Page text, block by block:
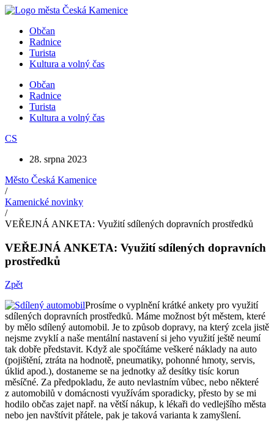
Přejít
obsahuObčan
Radnice
Turista
Kultura a volný čas
Občan
Radnice
Turista
Kultura a volný čas
CS
28. srpna 2023
Město Česká Kamenice
/
Kamenické novinky
/
VEŘEJNÁ ANKETA: Využití sdílených dopravních prostředků
VEŘEJNÁ ANKETA: Využití sdílených dopravních
prostředků
Zpět
Prosíme o vyplnění krátké ankety pro využití
sdílených dopravních prostředků. Máme možnost být městem, které
by mělo sdílený automobil. Je to způsob dopravy, na který zcela jistě
nejsme zvyklí a naše mentální nastavení si jeho využití ještě neumí
tak dobře představit. Když ale spočítáme veškeré náklady na auto
(pojištění, ztráta na hodnotě, pneumatiky, pohonné hmoty, servis,
úklid apod.), dostaneme se na jednotky až desítky tisíc korun
měsíčné. Za předpokladu, že auto nevlastním vůbec, nebo některé
z automobilů v domácnosti využívám sporadicky, přesto by se mi
hodilo občas zajet např. na větší nákup, k lékaři do vedlejšího města
nebo jen navštívit přátele, pak je taková varianta k zamyšlení.